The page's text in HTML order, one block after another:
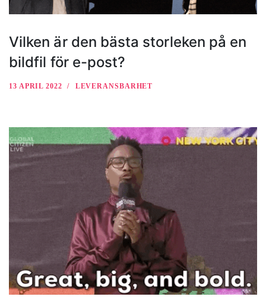
Vilken är den bästa storleken på en
bildfil för e-post?
13 APRIL 2022 LEVERANSBARHET